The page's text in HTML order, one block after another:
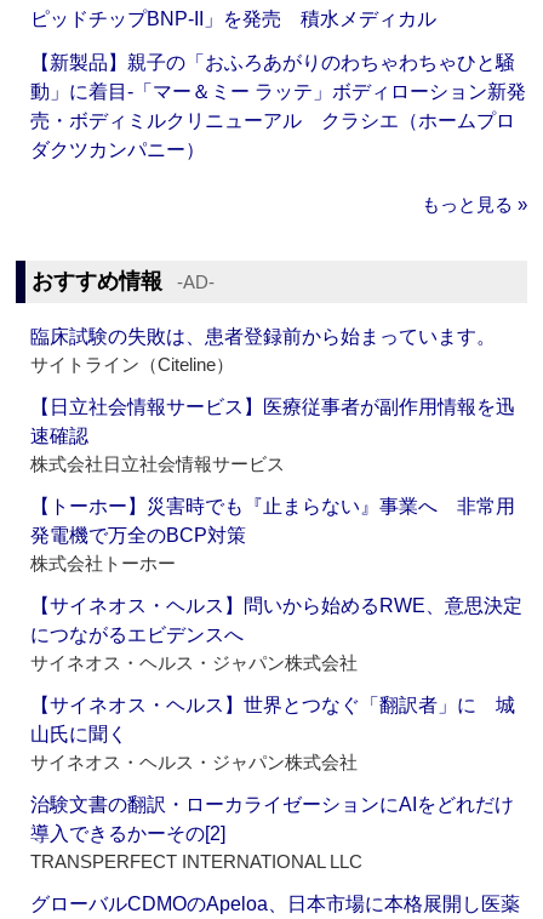
ピッドチップBNP-II」を発売 積水メディカル
【新製品】親子の「おふろあがりのわちゃわちゃひと騒
動」に着目‐「マー＆ミー ラッテ」ボディローション新発
売・ボディミルクリニューアル クラシエ（ホームプロ
ダクツカンパニー）
もっと見る »
おすすめ情報 ‐AD‐
臨床試験の失敗は、患者登録前から始まっています。
サイトライン（Citeline）
【日立社会情報サービス】医療従事者が副作用情報を迅
速確認
株式会社日立社会情報サービス
【トーホー】災害時でも『止まらない』事業へ 非常用
発電機で万全のBCP対策
株式会社トーホー
【サイネオス・ヘルス】問いから始めるRWE、意思決定
につながるエビデンスへ
サイネオス・ヘルス・ジャパン株式会社
【サイネオス・ヘルス】世界とつなぐ「翻訳者」に 城
山氏に聞く
サイネオス・ヘルス・ジャパン株式会社
治験文書の翻訳・ローカライゼーションにAIをどれだけ
導入できるかーその[2]
TRANSPERFECT INTERNATIONAL LLC
グローバルCDMOのApeloa、日本市場に本格展開し医薬